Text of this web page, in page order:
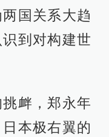
国关系大趋
到对构建世
衅，郑永年
本极右翼的